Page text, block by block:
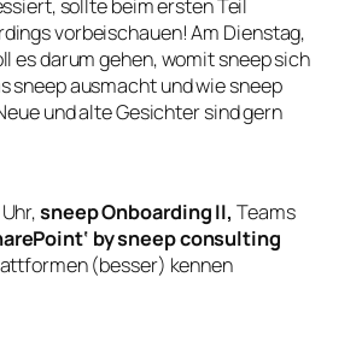
sollte beim ersten Teil
vorbeischauen! Am Dienstag,
es darum gehen, womit sneep sich
sneep ausmacht und wie sneep
und alte Gesichter sind gern
sneep Onboarding II, Teams
by sneep consulting
(besser) kennen